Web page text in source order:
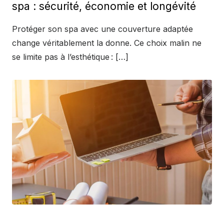
spa : sécurité, économie et longévité
Protéger son spa avec une couverture adaptée
change véritablement la donne. Ce choix malin ne
se limite pas à l’esthétique : […]